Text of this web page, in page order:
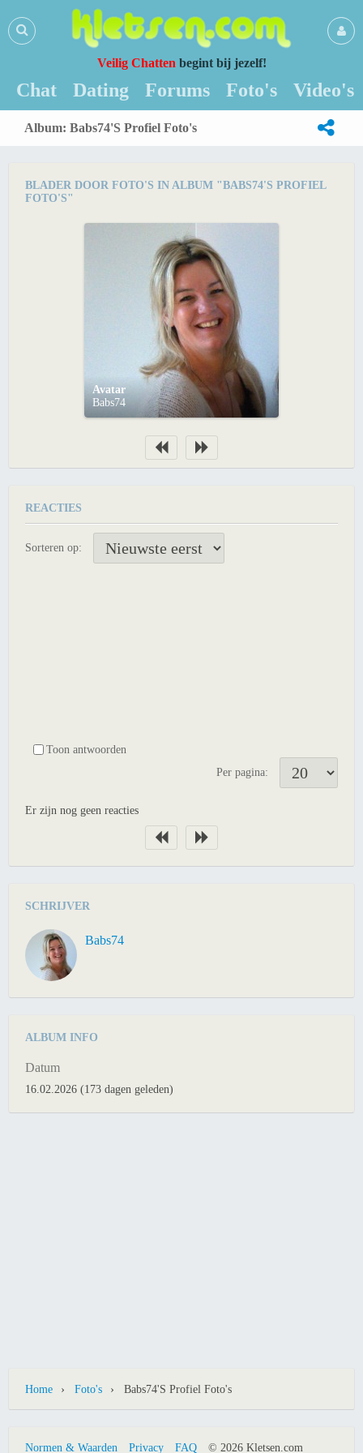
Veilig Chatten begint bij jezelf!
Chat Dating Forums Foto's Video's
Album: Babs74's Profiel Foto's
BLADER DOOR FOTO'S IN ALBUM "BABS74'S PROFIEL
FOTO'S"
Avatar
Babs74
REACTIES
Sorteren op:
Toon antwoorden
Per pagina:
Er zijn nog geen reacties
SCHRIJVER
Babs74
ALBUM INFO
Datum
16.02.2026 (173 dagen geleden)
Home › Foto's › Babs74's Profiel Foto's
Normen & Waarden Privacy FAQ © 2026 Kletsen.com